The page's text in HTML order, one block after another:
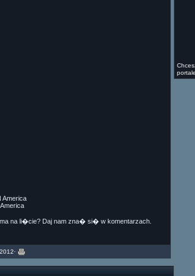
America
na li�cie? Daj nam zna� si� w komentarzach.